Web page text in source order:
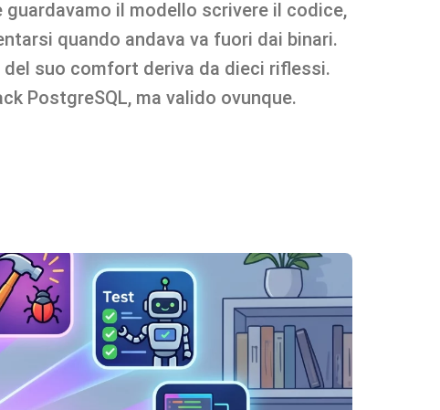
il modello scrivere il codice,
quando andava va fuori dai binari.
suo comfort deriva da dieci riflessi.
PostgreSQL, ma valido ovunque.